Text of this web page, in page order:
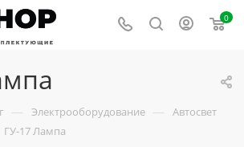
0
— Электрооборудование — Автосвет
ГУ-17 Лампа